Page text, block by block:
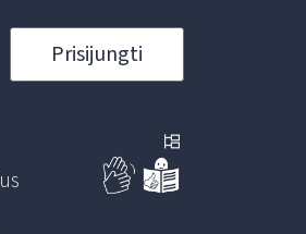
Prisijungti